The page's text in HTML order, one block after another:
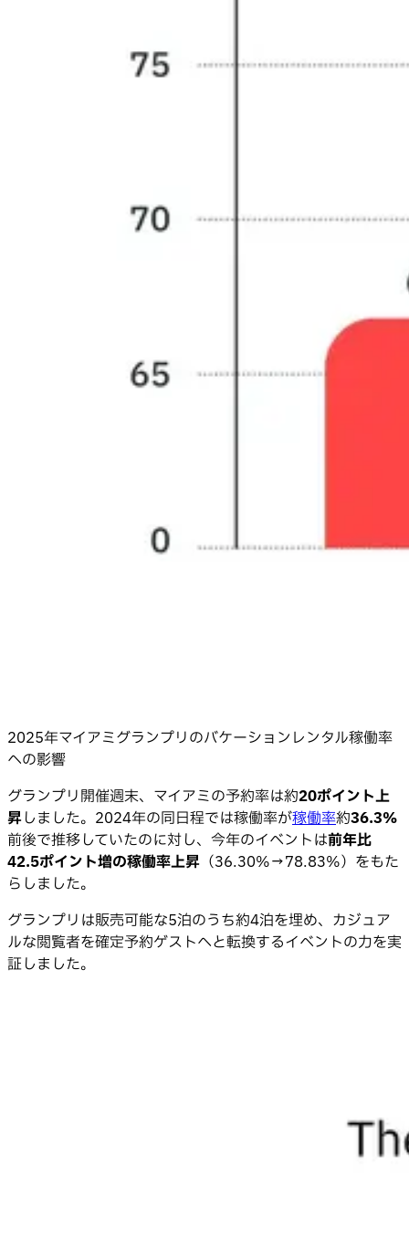
2025年マイアミグランプリのバケーションレンタル稼働率
への影響
グランプリ開催週末、マイアミの予約率は約20ポイント上
昇しました。2024年の同日程では稼働率が稼働率約36.3%
前後で推移していたのに対し、今年のイベントは前年比
42.5ポイント増の稼働率上昇 （36.30%→78.83%）をもた
らしました。
グランプリは販売可能な5泊のうち約4泊を埋め、カジュア
ルな閲覧者を確定予約ゲストへと転換するイベントの力を実
証しました。